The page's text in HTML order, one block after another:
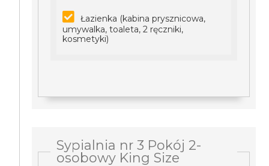
Łazienka (kabina prysznicowa,
umywalka, toaleta, 2 ręczniki,
kosmetyki)
Sypialnia nr 3 Pokój 2-
osobowy King Size